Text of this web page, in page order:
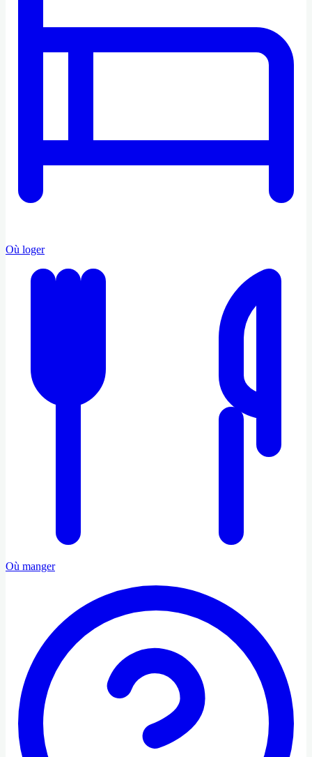
Où loger
Où manger